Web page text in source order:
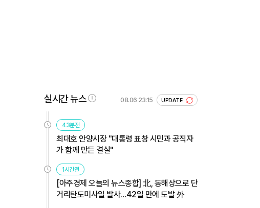
실시간 뉴스 08.06 23:15 UPDATE
43분전
최대호 안양시장 "대통령 표창 시민과 공직자
가 함께 만든 결실"
1시간전
[아주경제 오늘의 뉴스종합] 北, 동해상으로 단
거리탄도미사일 발사…42일 만에 도발 外